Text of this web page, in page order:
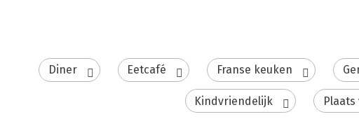
Diner Eetcafé Franse keuken
Kindvriendelijk